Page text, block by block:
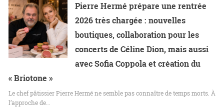
Pierre Hermé prépare une rentrée
2026 très chargée : nouvelles
boutiques, collaboration pour les
concerts de Céline Dion, mais aussi
avec Sofia Coppola et création du
« Briotone »
Le chef pâtissier Pierre Hermé ne semble pas connaître de temps morts. À
l’approche de…